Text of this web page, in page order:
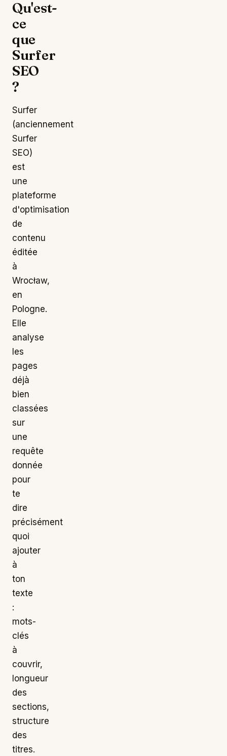
Qu'est-
ce
que
Surfer
SEO
?
Surfer
(anciennement
Surfer
SEO)
est
une
plateforme
d'optimisation
de
contenu
éditée
à
Wrocław,
en
Pologne.
Elle
analyse
les
pages
déjà
bien
classées
sur
une
requête
donnée
pour
te
dire
précisément
quoi
ajouter
à
ton
texte
:
mots-
clés
à
couvrir,
longueur
des
sections,
structure
des
titres.